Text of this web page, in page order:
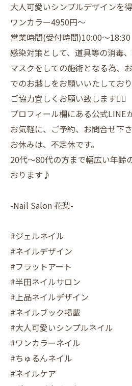
大人可愛いシンプルデザインを
ワンカラー4950円〜
営業時間(受付時間)10:00〜18:30
感染対策として、道具等の消毒、
マスクをしての施術となる為、
でのお越しをお願いいたしており
ご協力宜しくお願い致します🙇‍♀️
プロフィール欄にある公式LINE
お気軽に、ご予約、お問合せ下
お休みは、不定休です。
20代〜80代の方まで幅広い年齢
おります♪
-Nail Salon 花梨-
#ジェルネイル
#ネイルデザイン
#フラットアート
#半田ネイルサロン
#上品ネイルデザイン
#ネイルブック掲載
#大人可愛いシンプルネイル
#ワンカラーネイル
#ちゅるんネイル
#ネイルケア